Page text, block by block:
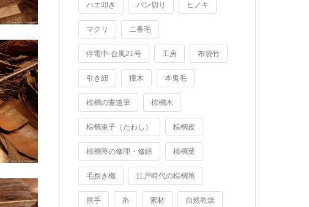
ハエ叩き パン切り ヒノキ
マクリ 二番毛
停電中-台風21号 工房 布袋竹
引き紐 撞木 本鬼毛
棕櫚の書道筆 棕櫚木
棕櫚束子（たわし） 棕櫚皮
棕櫚箒の修理・修繕 棕櫚葉
毛捌き機 江戸時代の棕櫚箒
熊手 糸 素材 自然乾燥